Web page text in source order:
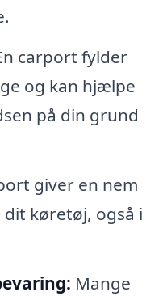
carport fylder
og kan hjælpe
på din grund
giver en nem
køretøj, også i
Mange